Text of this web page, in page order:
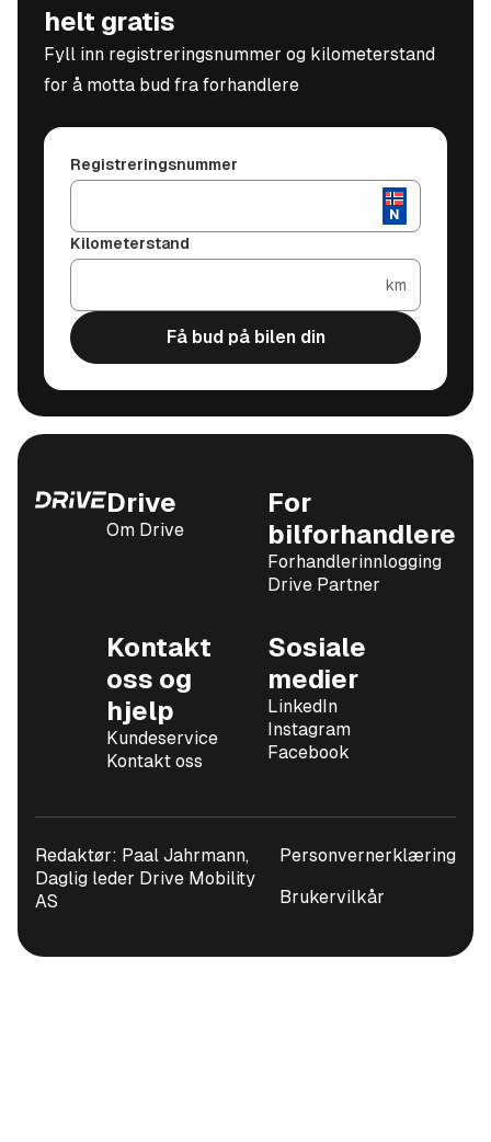
helt gratis
Fyll inn registreringsnummer og kilometerstand
for å motta bud fra forhandlere
Registreringsnummer
Kilometerstand
km
Få bud på bilen din
Drive
Om Drive
For
bilforhandlere
Forhandlerinnlogging
Drive Partner
Kontakt
oss og
hjelp
Kundeservice
Kontakt oss
Sosiale
medier
LinkedIn
Instagram
Facebook
Redaktør: Paal Jahrmann,
Daglig leder Drive Mobility
AS
Personvernerklæring
Brukervilkår